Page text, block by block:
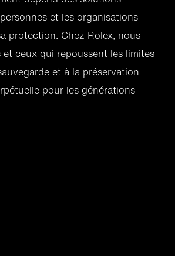
et les organisations
protection. Chez Rolex, nous
et ceux qui repoussent les limites
et à la préservation
pour les générations